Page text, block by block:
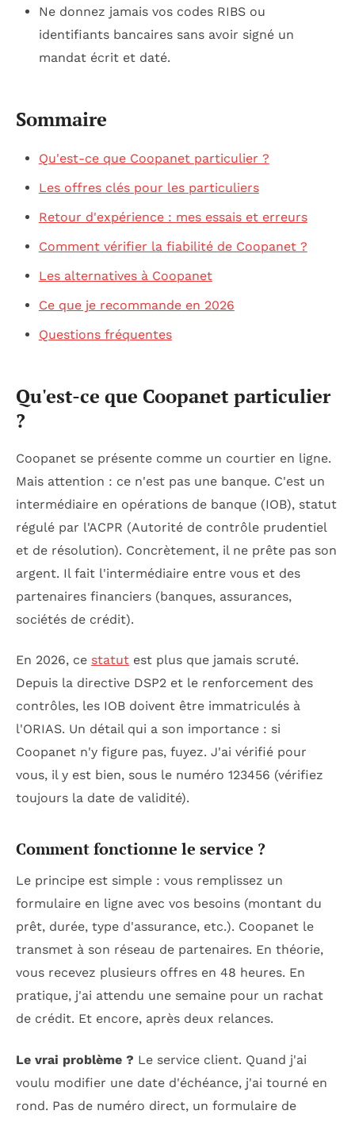
Ne donnez jamais vos codes RIBS ou
identifiants bancaires sans avoir signé un
mandat écrit et daté.
Sommaire
Qu'est-ce que Coopanet particulier ?
Les offres clés pour les particuliers
Retour d'expérience : mes essais et erreurs
Comment vérifier la fiabilité de Coopanet ?
Les alternatives à Coopanet
Ce que je recommande en 2026
Questions fréquentes
Qu'est-ce que Coopanet particulier
?
Coopanet se présente comme un courtier en ligne.
Mais attention : ce n'est pas une banque. C'est un
intermédiaire en opérations de banque (IOB), statut
régulé par l'ACPR (Autorité de contrôle prudentiel
et de résolution). Concrètement, il ne prête pas son
argent. Il fait l'intermédiaire entre vous et des
partenaires financiers (banques, assurances,
sociétés de crédit).
En 2026, ce statut est plus que jamais scruté.
Depuis la directive DSP2 et le renforcement des
contrôles, les IOB doivent être immatriculés à
l'ORIAS. Un détail qui a son importance : si
Coopanet n'y figure pas, fuyez. J'ai vérifié pour
vous, il y est bien, sous le numéro 123456 (vérifiez
toujours la date de validité).
Comment fonctionne le service ?
Le principe est simple : vous remplissez un
formulaire en ligne avec vos besoins (montant du
prêt, durée, type d'assurance, etc.). Coopanet le
transmet à son réseau de partenaires. En théorie,
vous recevez plusieurs offres en 48 heures. En
pratique, j'ai attendu une semaine pour un rachat
de crédit. Et encore, après deux relances.
Le vrai problème ? Le service client. Quand j'ai
voulu modifier une date d'échéance, j'ai tourné en
rond. Pas de numéro direct, un formulaire de